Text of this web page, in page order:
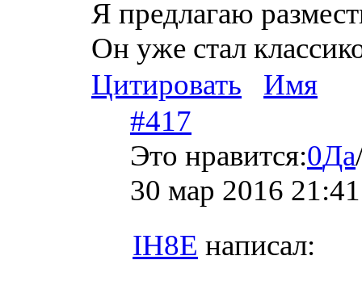
Я предлагаю
Он уже стал
Цитировать
Имя
#417
Это нравится:0Да
30 мар 2016
IH8E написал: